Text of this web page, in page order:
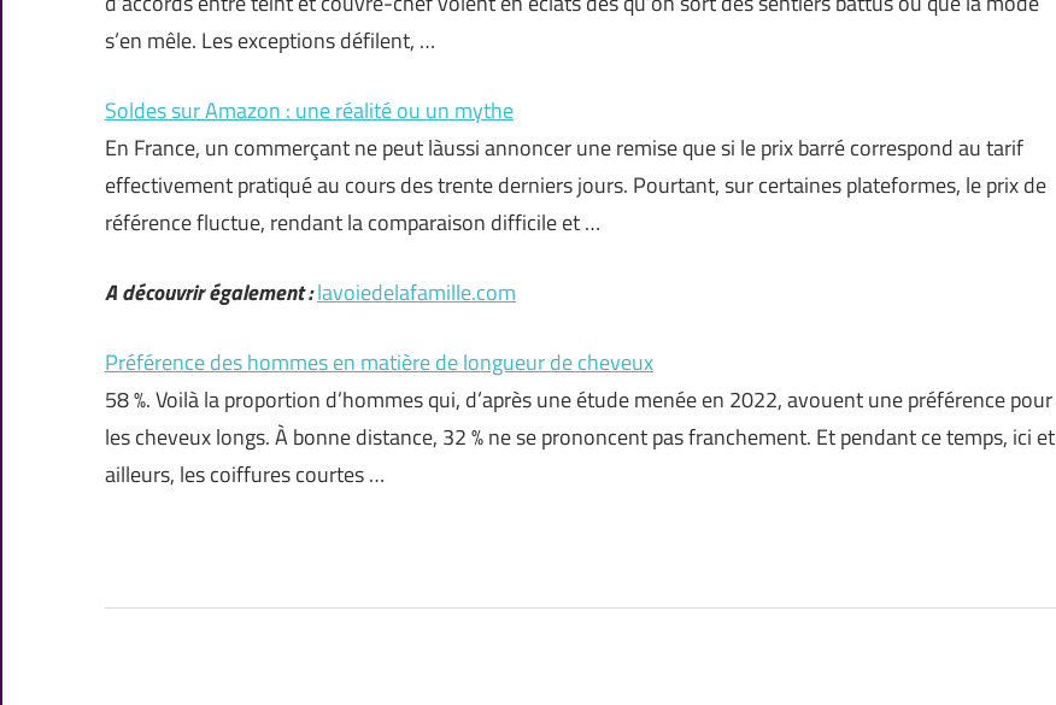
s’en mêle. Les exceptions défilent, …
Soldes sur Amazon : une réalité ou un mythe
En France, un commerçant ne peut làussi annoncer une remise que si le prix barré correspond au tarif
effectivement pratiqué au cours des trente derniers jours. Pourtant, sur certaines plateformes, le prix de
référence fluctue, rendant la comparaison difficile et …
A découvrir également :lavoiedelafamille.com
Préférence des hommes en matière de longueur de cheveux
58 %. Voilà la proportion d’hommes qui, d’après une étude menée en 2022, avouent une préférence pour
les cheveux longs. À bonne distance, 32 % ne se prononcent pas franchement. Et pendant ce temps, ici et
ailleurs, les coiffures courtes …